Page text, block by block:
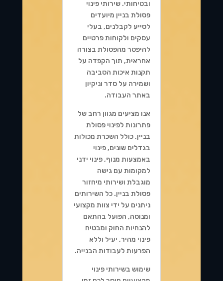
ובטיחותי. שירותי פינוי
פסולת בניין מיועדים
לסייע לקבלנים, בעלי
עסקים ולקוחות פרטיים
להיפטר מהפסולת בצורה
אחראית, תוך הקפדה על
תקנות איכות הסביבה
ושמירה על סדר וניקיון
באתר העבודה.
אנו מציעים מגוון רחב של
פתרונות לפינוי פסולת
בניין, כולל השכרת מכולות
בגדלים שונים, פינוי
באמצעות מנוף, פינוי ידני
למקומות עם גישה
מוגבלת ושירותי מיחזור
פסולת בניין. כל השירותים
ניתנים על ידי צוות מקצועי
ומנוסה, הפועל בהתאם
להנחיות החוק ומבטיח
פינוי מהיר, יעיל וללא
הפרעות לעבודות הבנייה.
שימוש בשירותי פינוי